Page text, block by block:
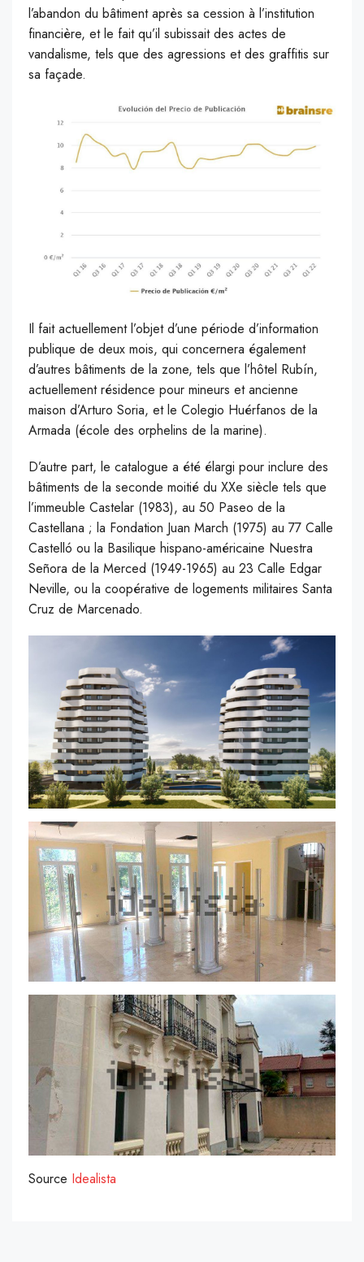
l’abandon du bâtiment après sa cession à l’institution
financière, et le fait qu’il subissait des actes de
vandalisme, tels que des agressions et des graffitis sur
sa façade.
Il fait actuellement l’objet d’une période d’information
publique de deux mois, qui concernera également
d’autres bâtiments de la zone, tels que l’hôtel Rubín,
actuellement résidence pour mineurs et ancienne
maison d’Arturo Soria, et le Colegio Huérfanos de la
Armada (école des orphelins de la marine).
D’autre part, le catalogue a été élargi pour inclure des
bâtiments de la seconde moitié du XXe siècle tels que
l’immeuble Castelar (1983), au 50 Paseo de la
Castellana ; la Fondation Juan March (1975) au 77 Calle
Castelló ou la Basilique hispano-américaine Nuestra
Señora de la Merced (1949-1965) au 23 Calle Edgar
Neville, ou la coopérative de logements militaires Santa
Cruz de Marcenado.
Source Idealista